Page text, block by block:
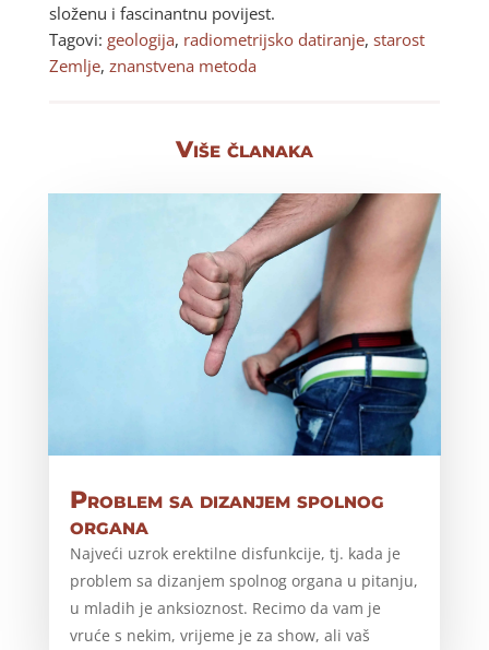
složenu i fascinantnu povijest.
Tagovi: geologija, radiometrijsko datiranje, starost
Zemlje, znanstvena metoda
Više članaka
Problem sa dizanjem spolnog
organa
Najveći uzrok erektilne disfunkcije, tj. kada je
problem sa dizanjem spolnog organa u pitanju,
u mladih je anksioznost. Recimo da vam je
vruće s nekim, vrijeme je za show, ali vaš